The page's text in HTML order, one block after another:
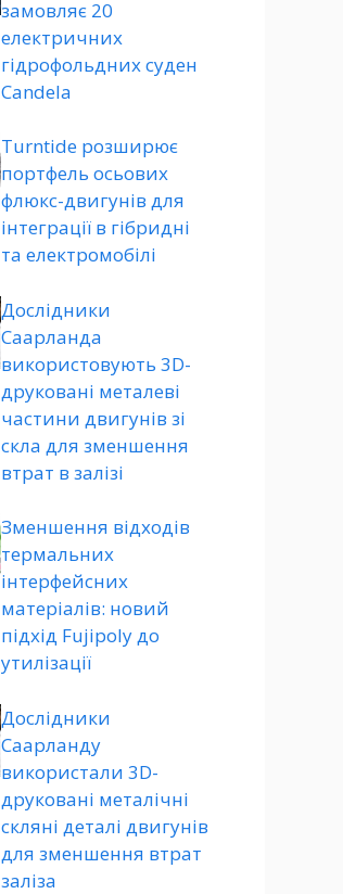
замовляє 20
електричних
гідрофольдних суден
Candela
Turntide розширює
портфель осьових
флюкс-двигунів для
інтеграції в гібридні
та електромобілі
Дослідники
Саарланда
використовують 3D-
друковані металеві
частини двигунів зі
скла для зменшення
втрат в залізі
Зменшення відходів
термальних
інтерфейсних
матеріалів: новий
підхід Fujipoly до
утилізації
Дослідники
Саарланду
використали 3D-
друковані металічні
скляні деталі двигунів
для зменшення втрат
заліза